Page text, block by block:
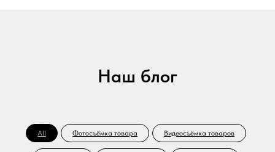
Наш блог
All Фотосъёмка товара Видеосъёмка товаров